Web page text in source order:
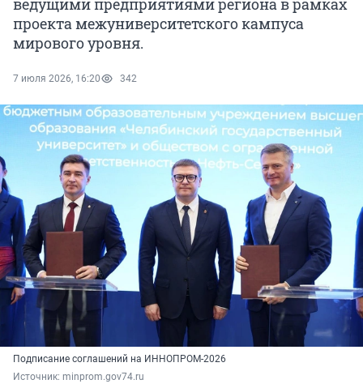
ведущими предприятиями региона в рамках
проекта межуниверситетского кампуса
мирового уровня.
7 июля 2026, 16:20 342
Подписание соглашений на ИННОПРОМ-2026
Источник: minprom.gov74.ru